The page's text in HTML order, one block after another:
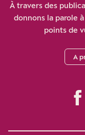
À travers des
donnons la parole
points de
A